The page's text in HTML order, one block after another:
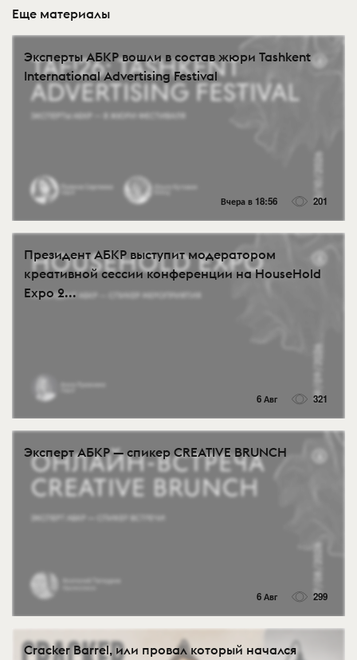
Еще материалы
Эксперты АБКР вошли в состав жюри Tashkent
International Advertising Festival
Вчера в 18:56 201
Президент АБКР выступит модератором
креативной сессии конференции на HouseHold
Expo 2...
6 Авг 321
Эксперт АБКР — спикер CREATIVE BRUNCH
6 Авг 299
Cracker Barrel, или провал который начался